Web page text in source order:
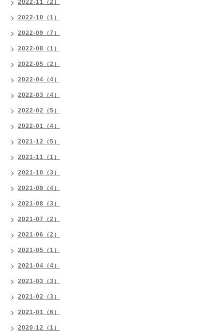
2022-11（2）
2022-10（1）
2022-09（7）
2022-08（1）
2022-05（2）
2022-04（4）
2022-03（4）
2022-02（5）
2022-01（4）
2021-12（5）
2021-11（1）
2021-10（3）
2021-09（4）
2021-08（3）
2021-07（2）
2021-06（2）
2021-05（1）
2021-04（4）
2021-03（3）
2021-02（3）
2021-01（6）
2020-12（1）